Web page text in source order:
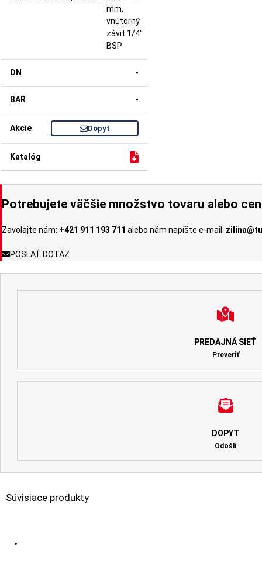
mm,
vnútorný
závit 1/4"
BSP
-
-
Dopyt
Potrebujete väčšie množstvo tovaru alebo
Zavolajte nám: +421 911 193 711 alebo nám napíšte e-mail:
POSLAŤ DOTAZ
PREDAJNÁ SIEŤ
Preveriť
DOPYT
Odošli
Súvisiace produkty